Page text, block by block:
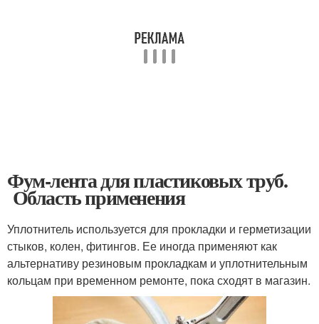
Фум-лента для пластиковых труб.
Область применения
Уплотнитель используется для прокладки и герметизации
стыков, колен, фитингов. Ее иногда применяют как
альтернативу резиновым прокладкам и уплотнительным
кольцам при временном ремонте, пока сходят в магазин.